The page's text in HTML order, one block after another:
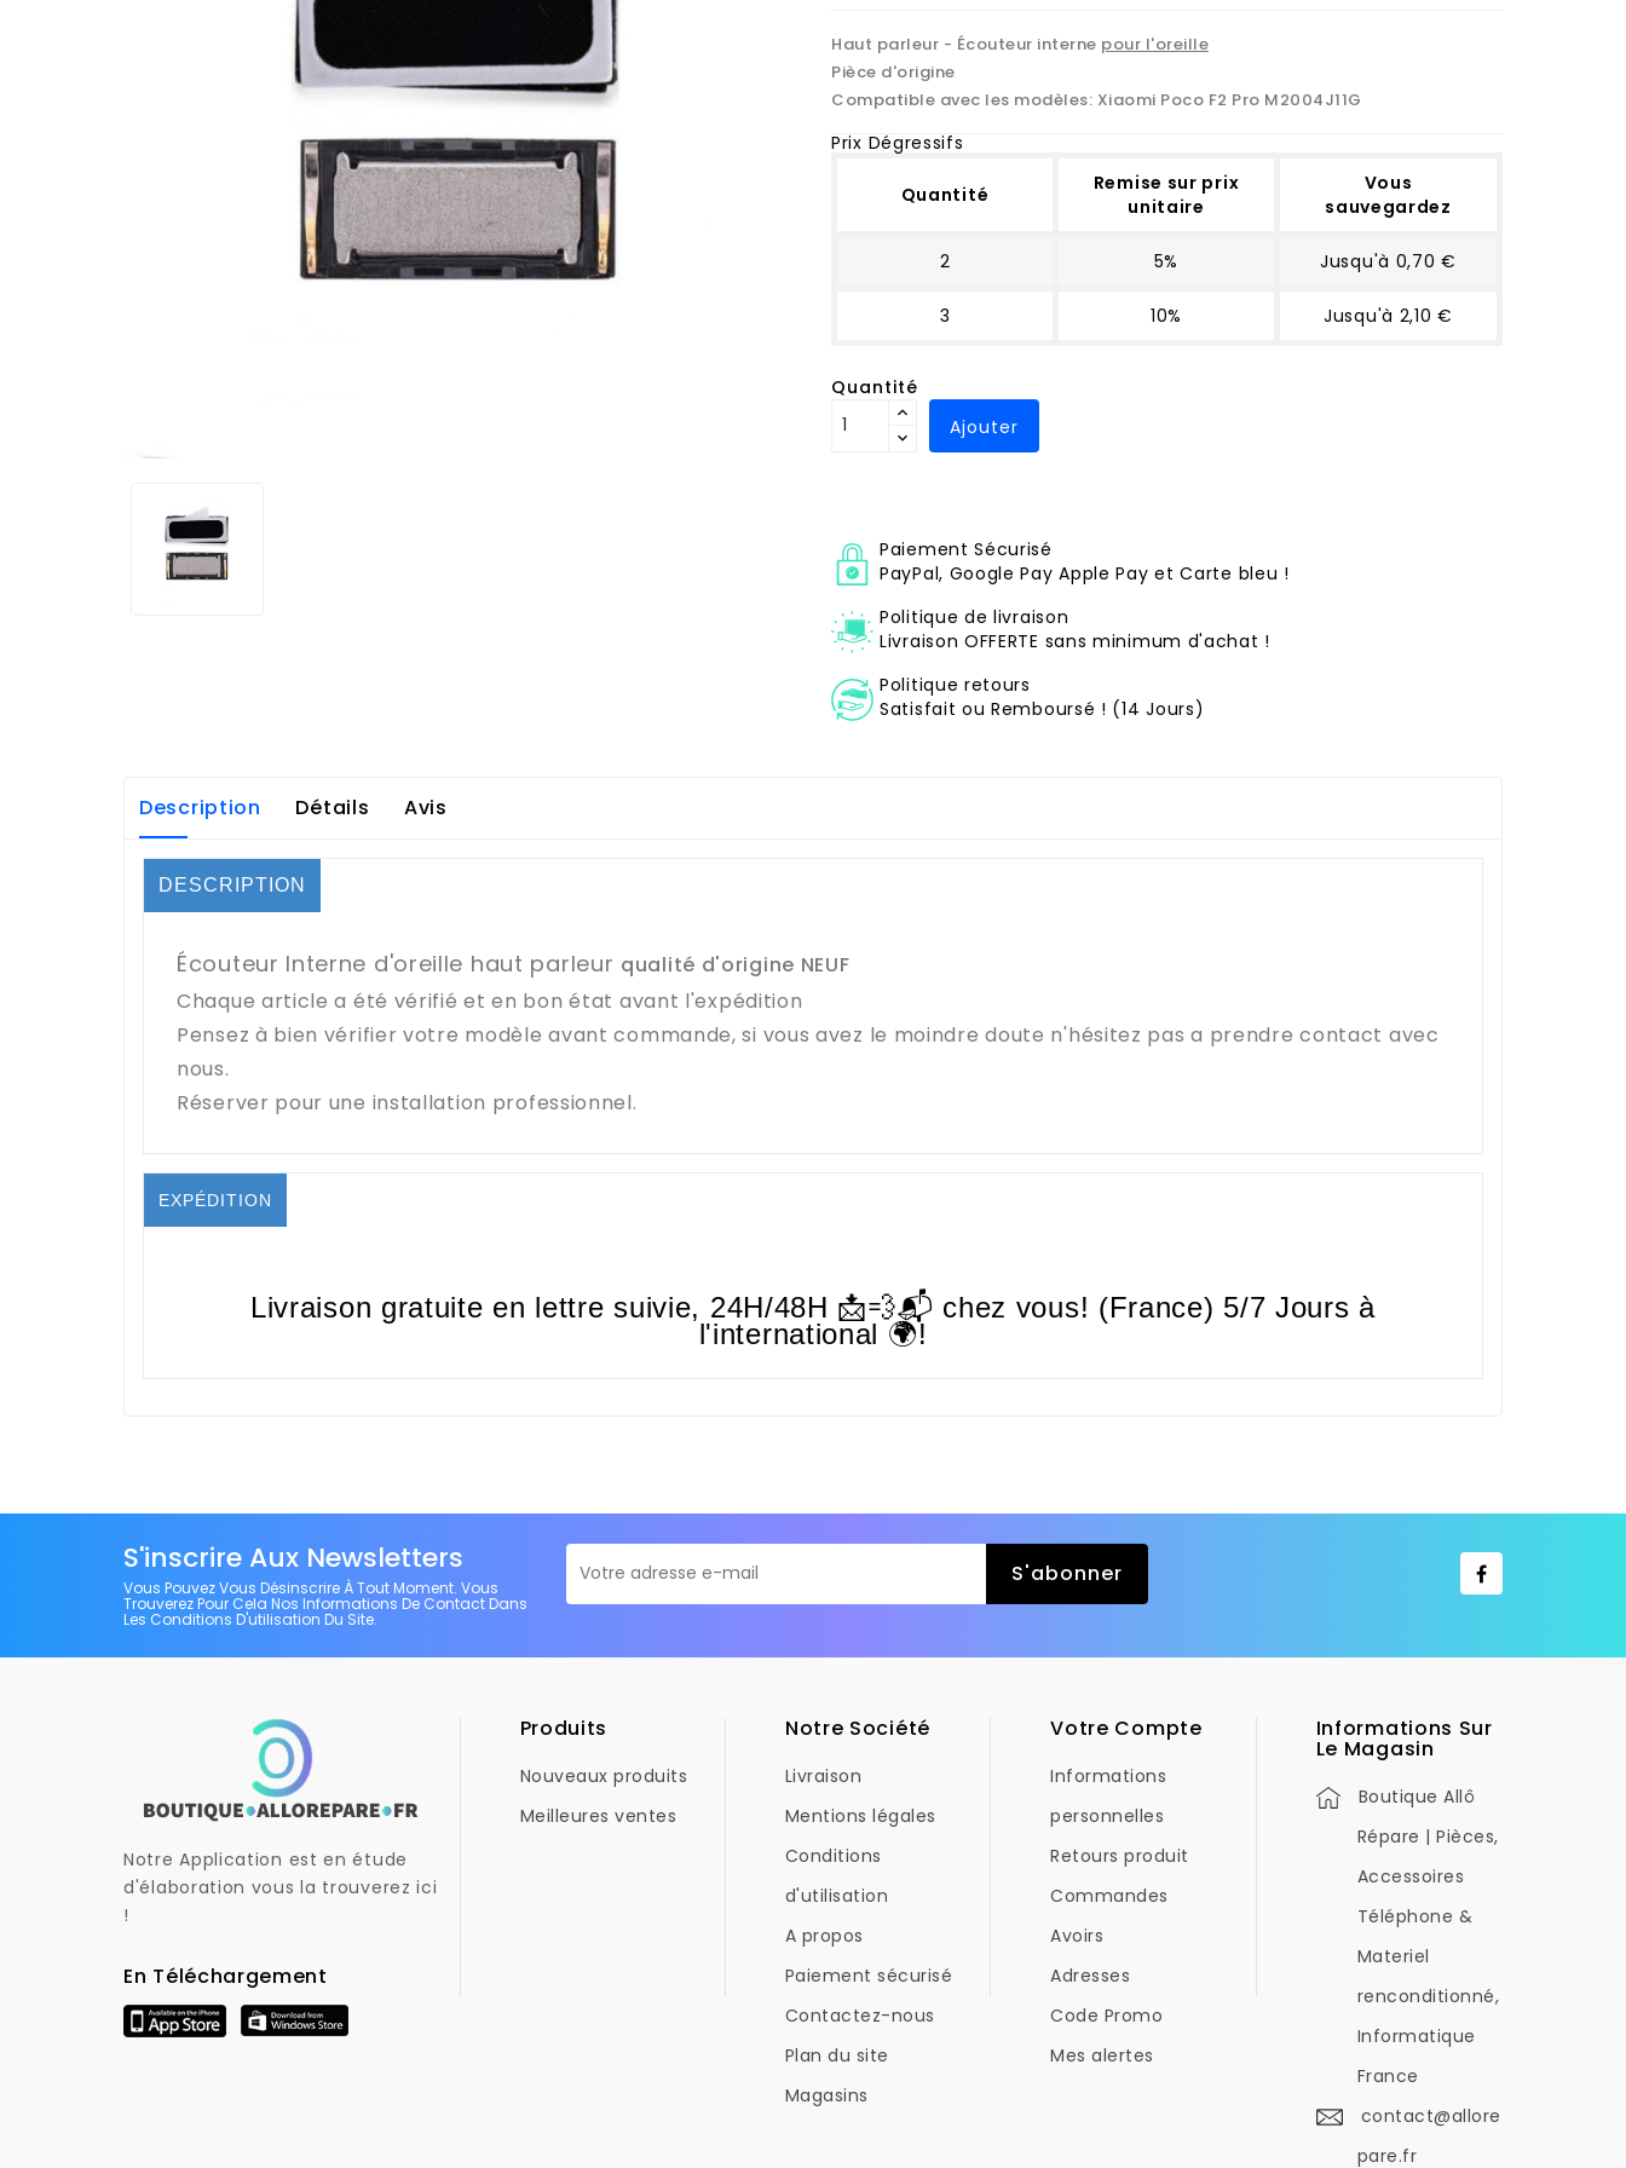
Haut parleur - Écouteur interne pour l'oreille
Pièce d'origine
Compatible avec les modèles: Xiaomi Poco F2 Pro M2004J11G
Prix Dégressifs
Quantité
Remise sur prix
unitaire
Vous
sauvegardez
2 5% Jusqu'à 0,70 €
3 10% Jusqu'à 2,10 €
Quantité
Ajouter
Paiement Sécurisé
PayPal, Google Pay Apple Pay et Carte bleu !
Politique de livraison
Livraison OFFERTE sans minimum d'achat !
Politique retours
Satisfait ou Remboursé ! (14 Jours)
Description Détails Avis
DESCRIPTION
Écouteur Interne d'oreille haut parleur qualité d'origine NEUF
Chaque article a été vérifié et en bon état avant l'expédition
Pensez à bien vérifier votre modèle avant commande, si vous avez le moindre doute n'hésitez pas a prendre contact avec
nous.
Réserver pour une installation professionnel.
EXPÉDITION
Livraison gratuite en lettre suivie, 24H/48H 📩💨📬 chez vous! (France) 5/7 Jours à
l'international 🌍!
S'inscrire Aux Newsletters
Vous Pouvez Vous Désinscrire À Tout Moment. Vous
Trouverez Pour Cela Nos Informations De Contact Dans
Les Conditions D'utilisation Du Site.
Notre Application est en étude
d'élaboration vous la trouverez ici
!
En Téléchargement
Produits
Nouveaux produits
Meilleures ventes
Notre Société
Livraison
Mentions légales
Conditions
d'utilisation
A propos
Paiement sécurisé
Contactez-nous
Plan du site
Magasins
Votre Compte
Informations
personnelles
Retours produit
Commandes
Avoirs
Adresses
Code Promo
Mes alertes
Informations Sur
Le Magasin
Boutique Allô
Répare | Pièces,
Accessoires
Téléphone &
Materiel
renconditionné,
Informatique
France
contact@allore
pare.fr